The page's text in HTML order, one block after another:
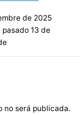
de 2025
13 de
no será publicada.